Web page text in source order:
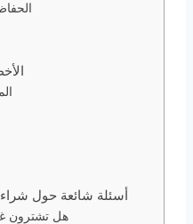
أسئلة شائعة حول
هل تشترون